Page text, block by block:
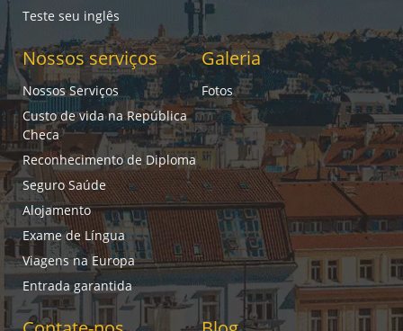
Teste seu inglês
Nossos serviços
Nossos Serviços
Custo de vida na República
Checa
Reconhecimento de Diploma
Seguro Saúde
Alojamento
Exame de Língua
Viagens na Europa
Entrada garantida
Galeria
Fotos